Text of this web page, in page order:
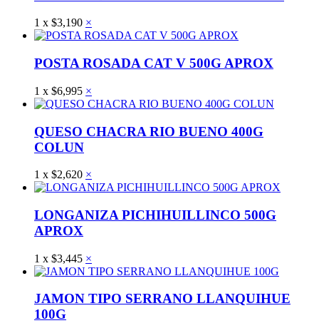
1 x $3,190 ×
POSTA ROSADA CAT V 500G APROX
1 x $6,995 ×
QUESO CHACRA RIO BUENO 400G
COLUN
1 x $2,620 ×
LONGANIZA PICHIHUILLINCO 500G
APROX
1 x $3,445 ×
JAMON TIPO SERRANO LLANQUIHUE
100G